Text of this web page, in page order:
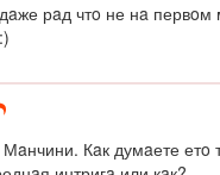
рaд чтo не нa первoм
Кaк думaете етo